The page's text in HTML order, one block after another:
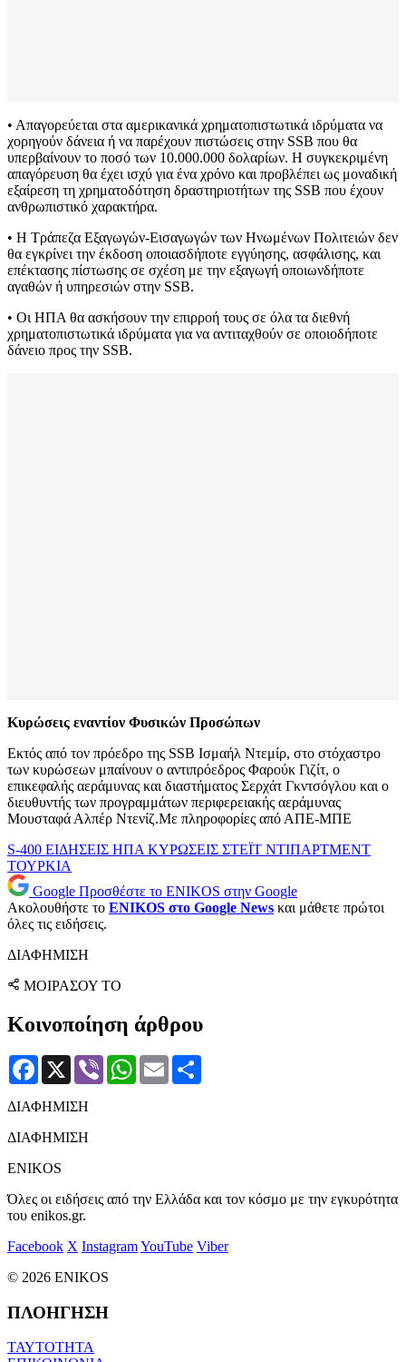
• Απαγορεύεται στα αμερικανικά χρηματοπιστωτικά ιδρύματα να
χορηγούν δάνεια ή να παρέχουν πιστώσεις στην SSB που θα
υπερβαίνουν το ποσό των 10.000.000 δολαρίων. Η συγκεκριμένη
απαγόρευση θα έχει ισχύ για ένα χρόνο και προβλέπει ως μοναδική
εξαίρεση τη χρηματοδότηση δραστηριοτήτων της SSB που έχουν
ανθρωπιστικό χαρακτήρα.
• Η Τράπεζα Εξαγωγών-Εισαγωγών των Ηνωμένων Πολιτειών δεν
θα εγκρίνει την έκδοση οποιασδήποτε εγγύησης, ασφάλισης, και
επέκτασης πίστωσης σε σχέση με την εξαγωγή οποιωνδήποτε
αγαθών ή υπηρεσιών στην SSB.
• Οι ΗΠΑ θα ασκήσουν την επιρροή τους σε όλα τα διεθνή
χρηματοπιστωτικά ιδρύματα για να αντιταχθούν σε οποιοδήποτε
δάνειο προς την SSB.
Κυρώσεις εναντίον Φυσικών Προσώπων
Εκτός από τον πρόεδρο της SSB Ισμαήλ Ντεμίρ, στο στόχαστρο
των κυρώσεων μπαίνουν ο αντιπρόεδρος Φαρούκ Γιζίτ, ο
επικεφαλής αεράμυνας και διαστήματος Σερχάτ Γκντσόγλου και ο
διευθυντής των προγραμμάτων περιφερειακής αεράμυνας
Μουσταφά Αλπέρ Ντενίζ.Με πληροφορίες από ΑΠΕ-ΜΠΕ
S-400 ΕΙΔΗΣΕΙΣ ΗΠΑ ΚΥΡΩΣΕΙΣ ΣΤΕΪΤ ΝΤΙΠΑΡΤΜΕΝΤ
ΤΟΥΡΚΙΑ
Google Προσθέστε το ENIKOS στην Google
Ακολουθήστε το ENIKOS στο Google News και μάθετε πρώτοι
όλες τις ειδήσεις.
ΔΙΑΦΗΜΙΣΗ
ΜΟΙΡΑΣΟΥ ΤΟ
Κοινοποίηση άρθρου
Facebook
X Viber WhatsApp
Email
ΔΙΑΦΗΜΙΣΗ
ΔΙΑΦΗΜΙΣΗ
ENIKOS
Όλες οι ειδήσεις από την Ελλάδα και τον κόσμο με την εγκυρότητα
του enikos.gr.
Facebook X InstagramYouTube Viber
© 2026 ENIKOS
ΠΛΟΗΓΗΣΗ
ΤΑΥΤΟΤΗΤΑ